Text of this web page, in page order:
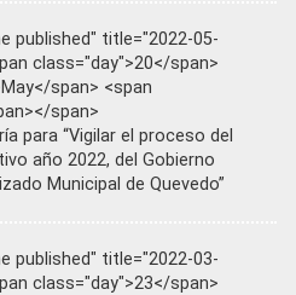
published" title="2022-05-
class="day">20</span>
span> <span
span>
para “Vigilar el proceso del
año 2022, del Gobierno
Municipal de Quevedo”
published" title="2022-03-
class="day">23</span>